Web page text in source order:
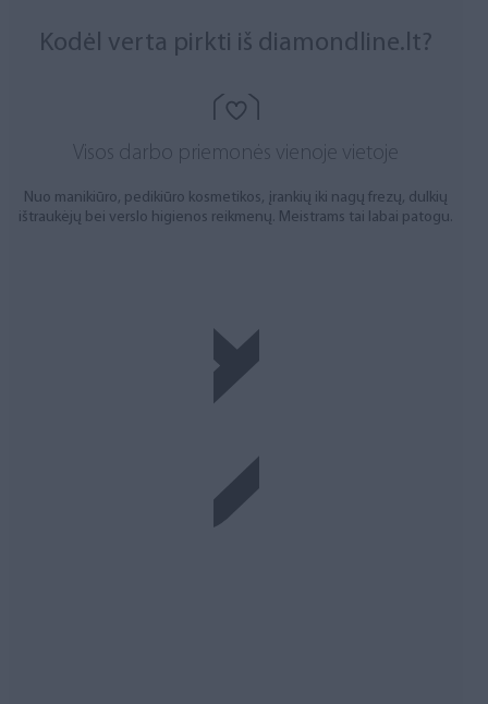
Kodėl verta pirkti iš diamondline.lt?
Visos darbo priemonės vienoje vietoje
Nuo manikiūro, pedikiūro kosmetikos, įrankių iki nagų frezų, dulkių
ištraukėjų bei verslo higienos reikmenų. Meistrams tai labai patogu.